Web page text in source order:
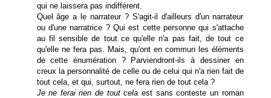
qui ne laissera pas indifférent.
Quel âge a le narrateur ? S'agit-il d'ailleurs d'un narrateur
ou d'une narratrice ? Qui est cette personne qui s'attache
au fil sensible de tout ce qu'elle n'a pas fait, de tout ce
qu'elle ne fera pas. Mais, qu'ont en commun les éléments
de cette énumération ? Parviendront-ils à dessiner en
creux la personnalité de celle ou de celui qui n'a rien fait de
tout cela, et qui, surtout, ne fera rien de tout cela ?
Je ne ferai rien de tout cela est sans conteste un roman